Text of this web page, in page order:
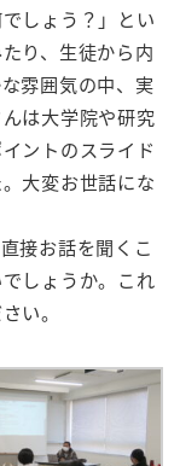
しょう？」とい
り、生徒から内
雰囲気の中、実
は大学院や研究
ントのスライド
大変お世話にな
接お話を聞くこ
しょうか。これ
い。